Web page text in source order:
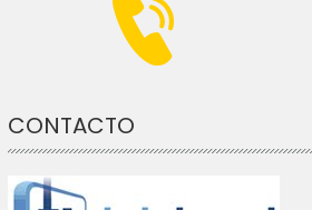
CONTACTO